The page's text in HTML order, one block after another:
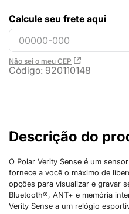
Calcule seu frete aqui
Não sei o meu CEP
Código: 920110148
Descrição do
O Polar Verity Sense é um
fornece a você o máximo de
opções para visualizar e gravar
Bluetooth®, ANT+ e memória
Verity Sense a um relógio